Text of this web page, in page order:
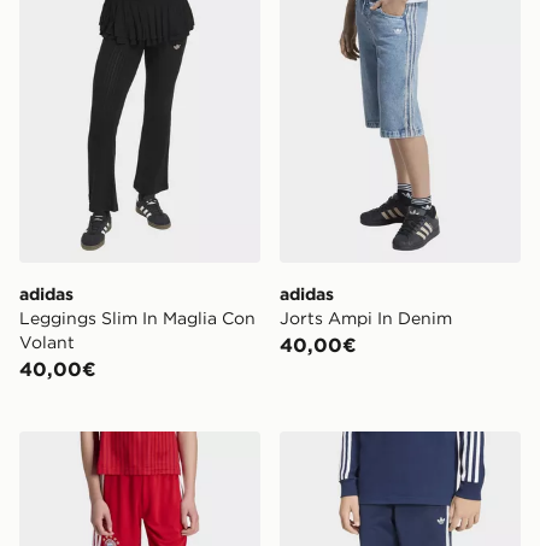
adidas
Leggings Slim In Maglia Con
Volant
40,00€
adidas
Jorts Ampi In Denim
40,00€
adidas Short Home FC Bayern München* 26/27 per
adidas Short Firebird